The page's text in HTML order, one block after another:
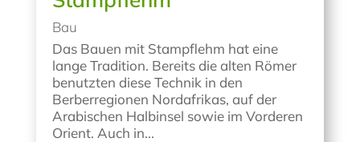
Bau
Das Bauen mit Stampflehm hat eine
lange Tradition. Bereits die alten Römer
benutzten diese Technik in den
Berberregionen Nordafrikas, auf der
Arabischen Halbinsel sowie im Vorderen
Orient. Auch in...